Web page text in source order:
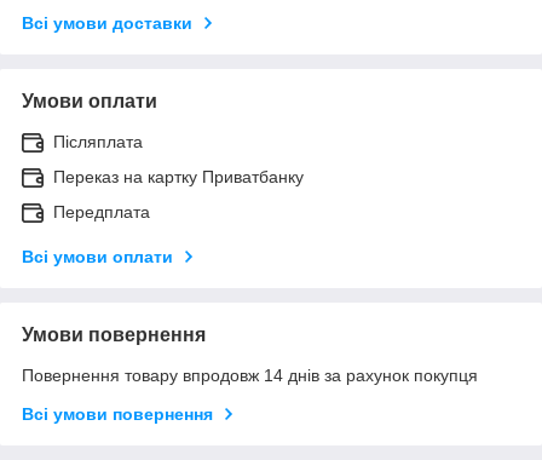
Всі умови доставки
Умови оплати
Післяплата
Переказ на картку Приватбанку
Передплата
Всі умови оплати
Умови повернення
Повернення товару впродовж 14 днів за рахунок покупця
Всі умови повернення